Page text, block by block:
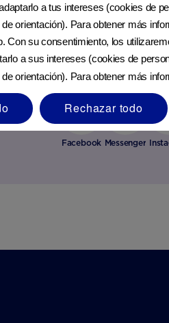
Nutricia Club
Si tienes una pregunta,
Facebook Messenger
a tus intereses (cookies de
orientación). Para obtener más
Con su consentimiento, los
a sus intereses (cookies de
orientación). Para obtener más
Rechazar todo